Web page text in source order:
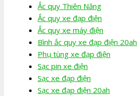
Ắc quy Thiên Năng
Ắc quy xe đạp điện
Ắc quy xe máy điện
Bình ắc quy xe đạp điện 20ah
Phụ tùng xe đạp điện
Sạc pin xe điện
Sạc xe đạp điện
Sạc xe đạp điện 20ah